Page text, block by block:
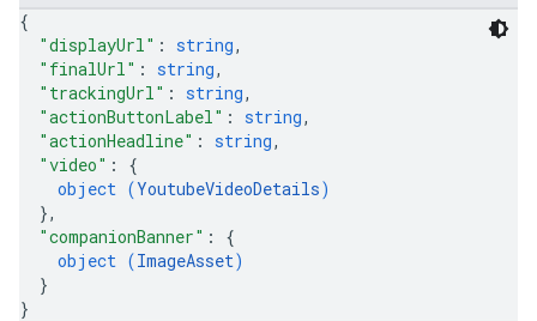
{
"displayUrl" : string,
"finalUrl" : string,
"trackingUrl" : string,
"actionButtonLabel" : string,
"actionHeadline" : string,
"video" : {
object (YoutubeVideoDetails)
},
"companionBanner" : {
object (ImageAsset)
}
}